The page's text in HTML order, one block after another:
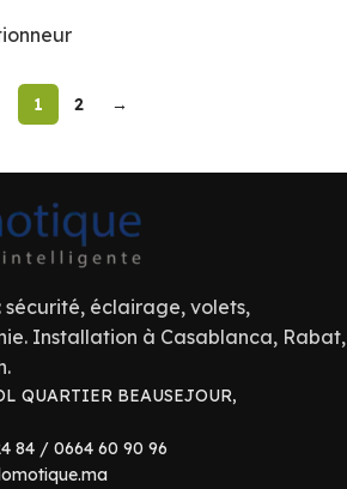
1 2 →
éclairage, volets,
Installation à Casablanca, Rabat,
QUARTIER BEAUSEJOUR,
84 / 0664 60 90 96